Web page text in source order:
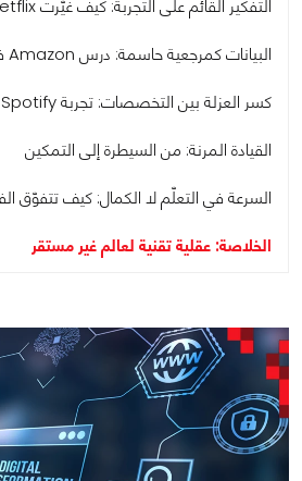
التفكير القائم على التجربة: كيف غيّرت Netflix قواعد اتخاذ القرار
البيانات كمرجعية حاسمة: درس Amazon في فهم السلوك البشري
كسر العزلة بين التخصصات: تجربة Spotify مع فرق الـSquads
القيادة المرنة: من السيطرة إلى التمكين
السرعة في التعلّم لا الكمال: كيف تتفوّق
الخلاصة: عقلية تقنية لعالم غير مستقر